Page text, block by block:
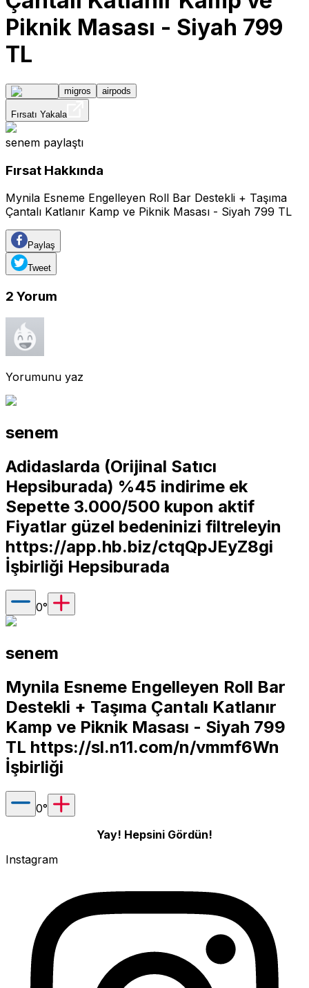
Piknik Masası - Siyah 799
TL
migros airpods
Fırsatı Yakala
senem paylaştı
Fırsat Hakkında
Mynila Esneme Engelleyen Roll Bar Destekli + Taşıma
Çantalı Katlanır Kamp ve Piknik Masası - Siyah 799 TL
Paylaş
Tweet
2 Yorum
Yorumunu yaz
senem
Adidaslarda (Orijinal Satıcı
Hepsiburada) %45 indirime ek
Sepette 3.000/500 kupon aktif
Fiyatlar güzel bedeninizi filtreleyin
https://app.hb.biz/ctqQpJEyZ8gi
İşbirliği Hepsiburada
0°
senem
Mynila Esneme Engelleyen Roll Bar
Destekli + Taşıma Çantalı Katlanır
Kamp ve Piknik Masası - Siyah 799
TL https://sl.n11.com/n/vmmf6Wn
İşbirliği
0°
Yay! Hepsini Gördün!
Instagram